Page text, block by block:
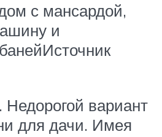
с мансардой,
и
Недорогой вариант
для дачи. Имея